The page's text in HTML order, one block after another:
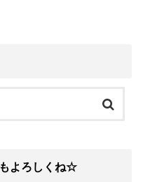
よろしくね☆